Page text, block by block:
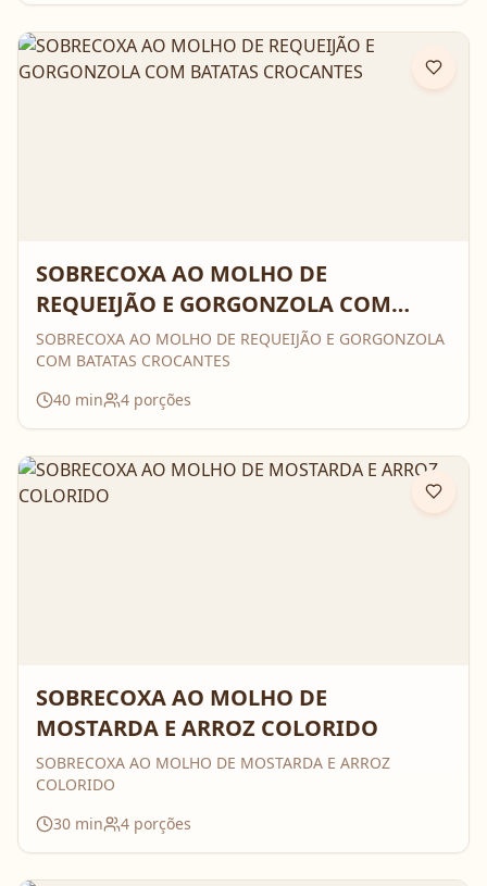
SOBRECOXA AO MOLHO DE
REQUEIJÃO E GORGONZOLA COM
BATATAS CROCANTES
SOBRECOXA AO MOLHO DE REQUEIJÃO E GORGONZOLA
COM BATATAS CROCANTES
40 min 4 porções
SOBRECOXA AO MOLHO DE
MOSTARDA E ARROZ COLORIDO
SOBRECOXA AO MOLHO DE MOSTARDA E ARROZ
COLORIDO
30 min 4 porções